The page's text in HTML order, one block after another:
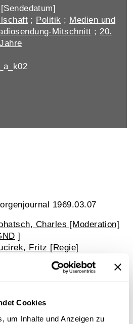
Cookies
um Inhalte und Anzeigen zu
; Politik ; Medien und
Mitschnitt ; 20.
1969.03.07
Charles [Moderation]
]
Fritz [Regie]
[Produzent]
Mitschnitt
Jahrhundert - 60er Jahre